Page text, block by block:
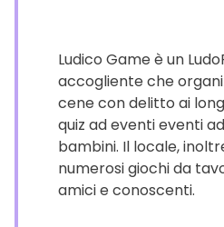
Ludico Game è un
accogliente che
cene con delitto ai
quiz ad eventi eventi
bambini. Il locale,
numerosi giochi da
amici e conoscenti.